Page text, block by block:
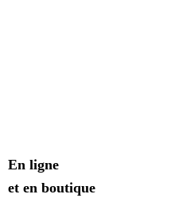
En ligne
et en boutique